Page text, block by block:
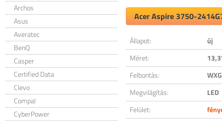
Archos
Asus
Averatec
BenQ
Casper
Certified Data
Clevo
Compal
CyberPower
Acer Aspire 3750-
Állapot:
új
Méret:
Felbontás:
Megvilágítás:
LED
Felület: